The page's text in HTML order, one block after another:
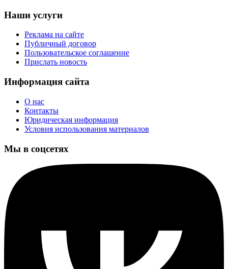
Наши услуги
Реклама на сайте
Публичный договор
Пользовательское соглашение
Прислать новость
Информация сайта
О нас
Контакты
Юридическая информация
Условия использования материалов
Мы в соцсетях